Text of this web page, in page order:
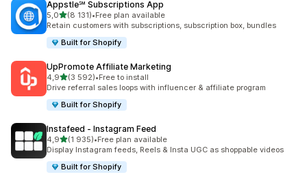
Appstle℠ Subscriptions App
5,0/ 5 tähteä
(8 131)
8131 arvostelua yhteensä
•Free plan available
Retain customers with subscriptions, subscription box, bundles
Built for Shopify
UpPromote Affiliate Marketing
4,9/ 5 tähteä
(3 592)
3592 arvostelua yhteensä
•Free to install
Drive referral sales loops with influencer & affiliate program
Built for Shopify
Instafeed ‑ Instagram Feed
4,9/ 5 tähteä
(1 935)
1935 arvostelua yhteensä
•Free plan available
Display Instagram feeds, Reels & Insta UGC as shoppable videos
Built for Shopify